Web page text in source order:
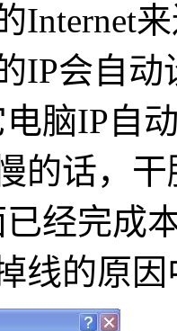
Internet
IP会自动
脑IP自
的话，
经完成
线的原